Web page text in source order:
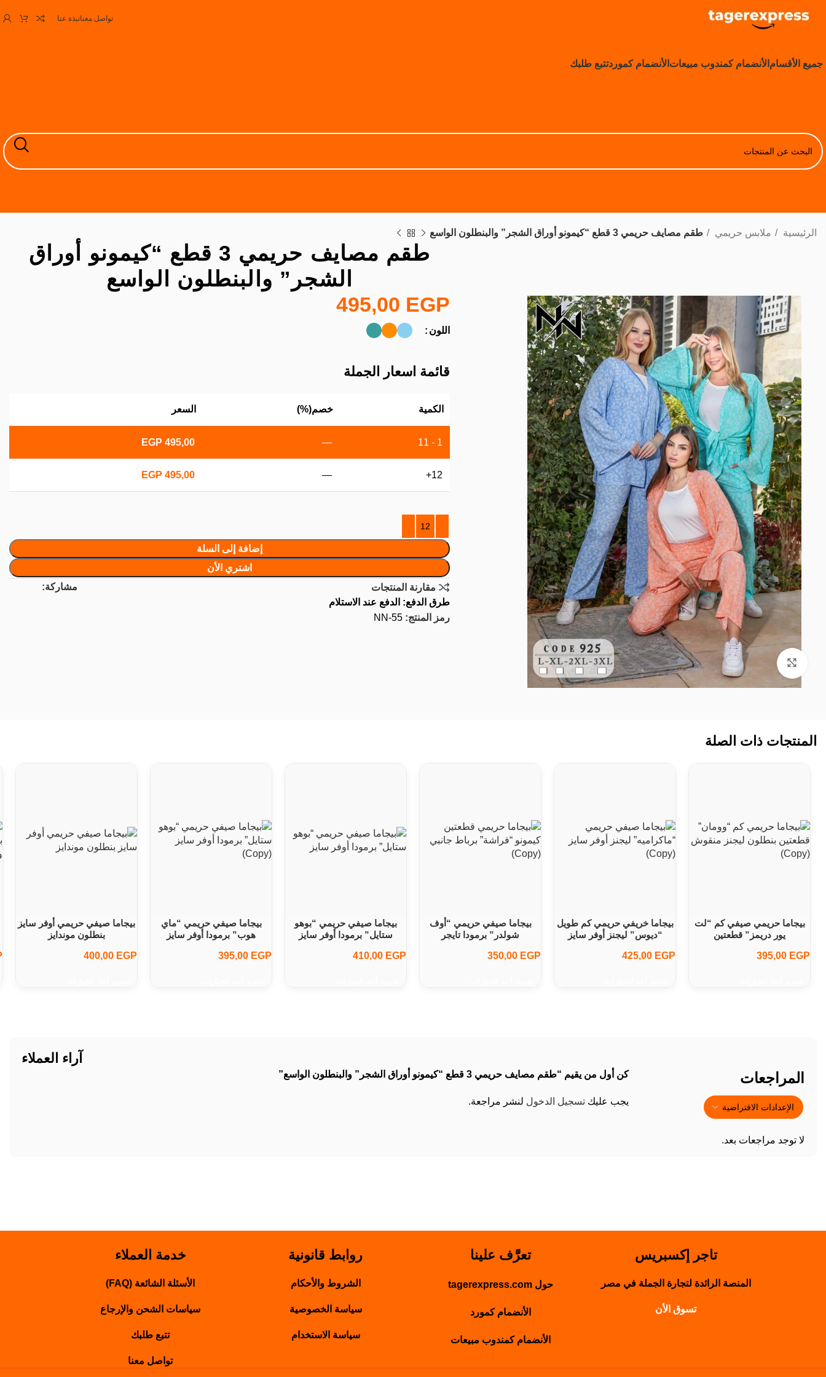
تواصل معنانبذة عنا
جميع الأقسام الأنضمام كمندوب مبيعات الأنضمام كموردتتبع طلبك
الرئيسية ملابس حريمي طقم مصايف حريمي 3 قطع “كيمونو أوراق الشجر” والبنطلون الواسع
Click to enlarge
طقم مصايف حريمي 3 قطع “كيمونو أوراق
الشجر” والبنطلون الواسع
495,00 EGP
اللون
قائمة اسعار الجملة
الكمية خصم(%) السعر
1 - 11
—
495,00
EGP
12+
—
495,00
EGP
إضافة إلى السلة
اشتري الأن
مقارنة المنتجات
مشاركة:
طرق الدفع: الدفع عند الاستلام
رمز المنتج: NN-55
المنتجات ذات الصلة
بيجاما حريمي صيفي كم “لت
يور دريمز” قطعتين
395,00 EGP
بيجاما خريفي حريمي كم طويل
“ديوس” ليجنز أوفر سايز
425,00 EGP
بيجاما صيفي حريمي “أوف
شولدر” برمودا تايجر
350,00 EGP
بيجاما صيفي حريمي “بوهو
ستايل” برمودا أوفر سايز
410,00 EGP
بيجاما صيفي حريمي “ماي
هوب” برمودا أوفر سايز
395,00 EGP
بيجاما صيفي حريمي أوفر سايز
بنطلون موندایز
400,00 EGP
آراء العملاء
المراجعات
لا توجد مراجعات بعد.
كن أول من يقيم “طقم مصايف حريمي 3 قطع “كيمونو أوراق الشجر” والبنطلون الواسع”
يجب عليك تسجيل الدخول لنشر مراجعة.
تاجر إكسبريس
المنصة الرائدة لتجارة الجملة في مصر
تسوق الأن
تعرَّف علينا
حول tagerexpress.com
الأنضمام كمورد
الأنضمام كمندوب مبيعات
روابط قانونية
الشروط والأحكام
سياسة الخصوصية
سياسة الاستخدام
خدمة العملاء
الأسئلة الشائعة (FAQ)
سياسات الشحن والإرجاع
تتبع طلبك
تواصل معنا
WhatsApp